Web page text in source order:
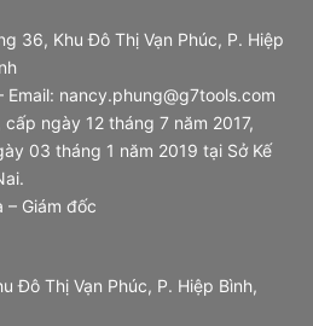
36, Khu Đô Thị Vạn Phúc, P. Hiệp
nancy.phung@g7tools.com
ngày 12 tháng 7 năm 2017,
03 tháng 1 năm 2019 tại Sở Kế
Giám đốc
Đô Thị Vạn Phúc, P. Hiệp Bình,